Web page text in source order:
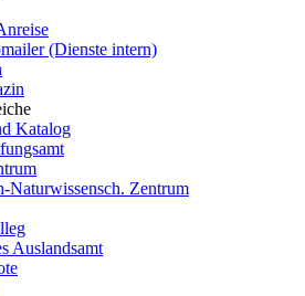
(Dienste intern)
Katalog
Naturwissensch. Zentrum
Auslandsamt